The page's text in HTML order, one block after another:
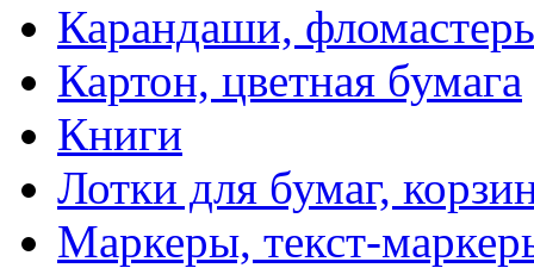
Карандаши,
Картон, цветная бумага
Книги
Лотки для бумаг,
Маркеры, текст-